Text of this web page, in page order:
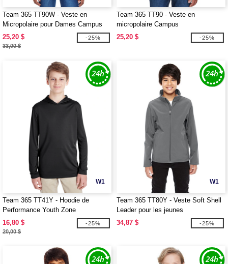
Team 365 TT90W - Veste en
Micropolaire pour Dames Campus
25,20 $
33,00 $
-25%
Team 365 TT90 - Veste en
micropolaire Campus
25,20 $
-25%
W1
Team 365 TT41Y - Hoodie de
Performance Youth Zone
16,80 $
20,00 $
-25%
W1
Team 365 TT80Y - Veste Soft Shell
Leader pour les jeunes
34,87 $
-25%